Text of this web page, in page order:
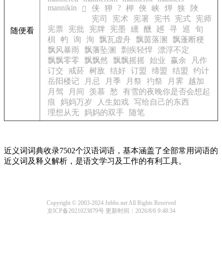
随便看
mannikin
𢑓 侠 狎 ? 柙 俠 峡 炠 狭
陜
宪司
宪术 宪署 宪书 宪式
宪师
宪票
宪批 宪牌 宪墨 纁 醺 廵 寻 巡
旬
杊
畃 询 洵 飘瓦虚舟 飘茵落溷
飘蓬断梗
飘风暴雨
飘藩坠溷 剽疾轻悍 漂浮不定
飘飘零零
飘飘然 飘飘摇摇 始业 赢余
凡作
订交
戒菸 树敌 结好 订盟 缔盟 结盟
约计
岳阳楼记
月忌 月季 月祭 礿祭 月霁
越加
月驾
月间 羡慕 愁
有雪的夜晚你是否会想起
痕
妈妈万岁 人生如戏
写给自己的东西
理想从无 妈妈的双手 随笔
近义词词典收录7502个汉语词语，基本涵盖了全部常用词语的
近义词及释义解析，是语文学习及工作的有利工具。
Copyright © 2003-2024 Jnbbs.net All Rights Reserved
京ICP备2021023879号 更新时间：2026/8/6 9:48:34